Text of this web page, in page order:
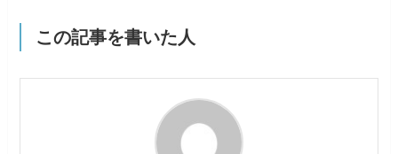
この記事を書いた人